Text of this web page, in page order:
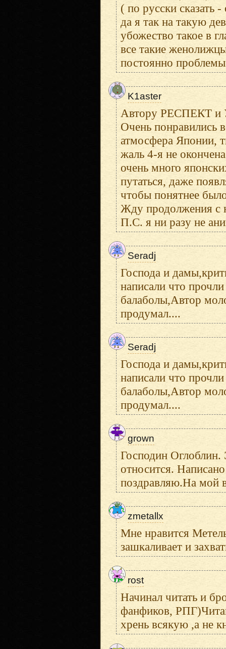
( по русски сказать
да я так на такую
убожество такое в
все такие
постоянно
K1aster
Автору РЕСПЕКТ
Очень понравились
атмосфера Японии,
жаль 4-я не
очень много
путаться, даже
чтобы понятнее
Жду продолжения с
П.С. я ни разу не
Seradj
Господа и
написали что
балаболы,Автор
продумал....
Seradj
Господа и
написали что
балаболы,Автор
продумал....
grown
Господин Оглоблин.
относится.
поздравляю.На мой
zmetallx
Мне нравится
зашкаливает и
rost
Начинал читать и
фанфиков,
хрень всякую ,а не